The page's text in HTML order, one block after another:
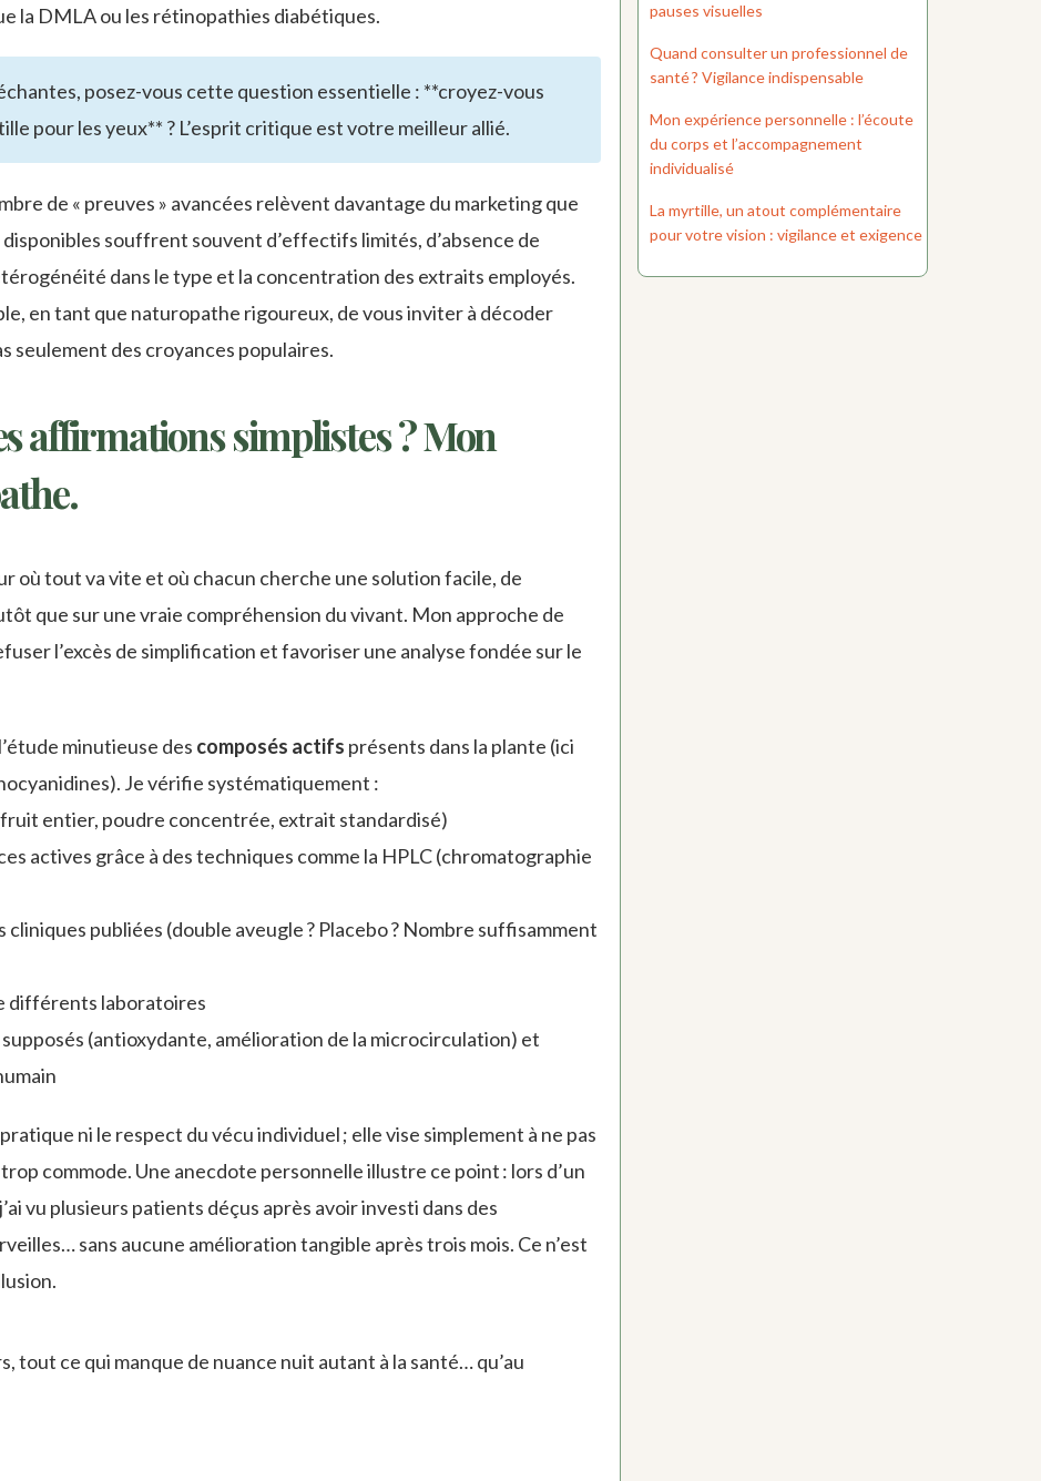
la DMLA ou les rétinopathies diabétiques.
posez-vous cette question essentielle : **croyez-vous
pour les yeux** ? L’esprit critique est votre meilleur allié.
de « preuves » avancées relèvent davantage du marketing que
souffrent souvent d’effectifs limités, d’absence de
dans le type et la concentration des extraits employés.
en tant que naturopathe rigoureux, de vous inviter à décoder
seulement des croyances populaires.
affirmations simplistes ? Mon
où tout va vite et où chacun cherche une solution facile, de
que sur une vraie compréhension du vivant. Mon approche de
l’excès de simplification et favoriser une analyse fondée sur le
minutieuse des composés actifs présents dans la plante (ici
Je vérifie systématiquement :
entier, poudre concentrée, extrait standardisé)
actives grâce à des techniques comme la HPLC (chromatographie
publiées (double aveugle ? Placebo ? Nombre suffisamment
différents laboratoires
(antioxydante, amélioration de la microcirculation) et
ni le respect du vécu individuel ; elle vise simplement à ne pas
commode. Une anecdote personnelle illustre ce point : lors d’un
vu plusieurs patients déçus après avoir investi dans des
sans aucune amélioration tangible après trois mois. Ce n’est
tout ce qui manque de nuance nuit autant à la santé… qu’au
pauses visuelles
Quand consulter un professionnel de
santé ? Vigilance indispensable
Mon expérience personnelle : l’écoute
du corps et l’accompagnement
individualisé
La myrtille, un atout complémentaire
pour votre vision : vigilance et exigence